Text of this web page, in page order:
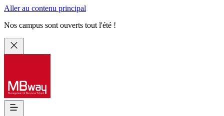
Aller au contenu principal
Nos campus sont ouverts tout l'été !